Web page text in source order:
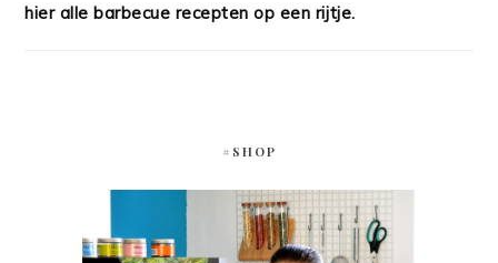
hier alle barbecue recepten op een rijtje.
#SHOP